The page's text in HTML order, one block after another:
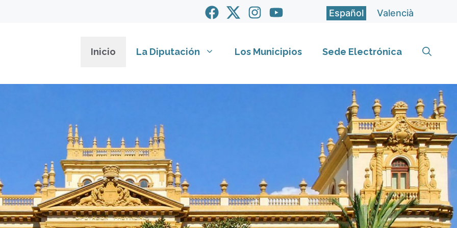
Español Valencià
Inicio La Diputación Los Municipios Sede Electrónica